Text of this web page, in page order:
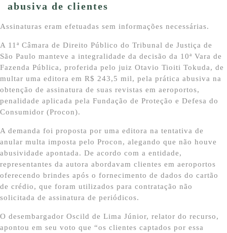
abusiva de clientes
Assinaturas eram efetuadas sem informações necessárias.
A 11ª Câmara de Direito Público do Tribunal de Justiça de
São Paulo manteve a integralidade da decisão da 10ª Vara de
Fazenda Pública, proferida pelo juiz Otavio Tioiti Tokuda, de
multar uma editora em R$ 243,5 mil, pela prática abusiva na
obtenção de assinatura de suas revistas em aeroportos,
penalidade aplicada pela Fundação de Proteção e Defesa do
Consumidor (Procon).
A demanda foi proposta por uma editora na tentativa de
anular multa imposta pelo Procon, alegando que não houve
abusividade apontada. De acordo com a entidade,
representantes da autora abordavam clientes em aeroportos
oferecendo brindes após o fornecimento de dados do cartão
de crédio, que foram utilizados para contratação não
solicitada de assinatura de periódicos.
O desembargador Oscild de Lima Júnior, relator do recurso,
apontou em seu voto que “os clientes captados por essa